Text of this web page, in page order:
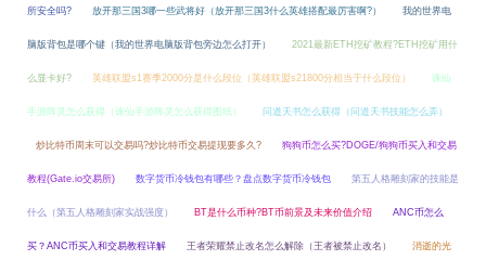
所安全吗? 放开那三国3哪一些武将好（放开那三国3什么英雄搭配最厉害啊?） 我的世界电
脑版背包是哪个键（我的世界电脑版背包旁边怎么打开） 2021最新ETH挖矿教程?ETH挖矿用什
么显卡好? 英雄联盟s1赛季2000分是什么段位（英雄联盟s21800分相当于什么段位） 诛仙
手游阵灵怎么获得（诛仙手游阵灵怎么获得图纸） 问道天书怎么获得（问道天书技能怎么弄）
炒比特币周末可以交易吗?炒比特币交易提现要多久? 狗狗币怎么买?DOGE/狗狗币买入和交易
教程(Gate.io交易所) 数字货币冷钱包有哪些？盘点数字货币冷钱包 第五人格雕刻家的技能是
什么（第五人格雕刻家实战强度） BT是什么币种?BT币前景及未来价值介绍 ANC币怎么
买？ANC币买入和交易教程详解 王者荣耀禁止改名怎么解除（王者被禁止改名） 消逝的光